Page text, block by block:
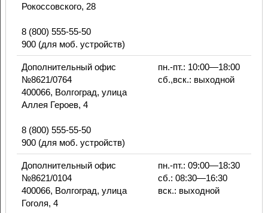
Рокоссовского, 28
8 (800) 555-55-50
900 (для моб. устройств)
Дополнительный офис
№8621/0764
400066, Волгоград, улица
Аллея Героев, 4
8 (800) 555-55-50
900 (для моб. устройств)
пн.-пт.: 10:00—18:00
сб.,вск.: выходной
Дополнительный офис
№8621/0104
400066, Волгоград, улица
Гоголя, 4
пн.-пт.: 09:00—18:30
сб.: 08:30—16:30
вск.: выходной